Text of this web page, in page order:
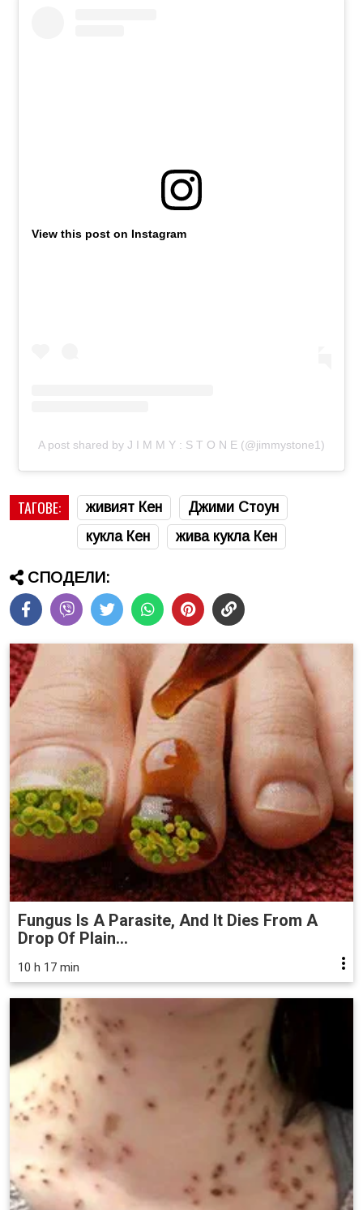
View this post on Instagram
A post shared by J I M M Y : S T O N E (@jimmystone1)
ТАГОВЕ: живият Кен
Джими Стоун
кукла Кен
жива кукла Кен
СПОДЕЛИ:
Fungus Is A Parasite, And It Dies From A
Drop Of Plain...
10 h 17 min